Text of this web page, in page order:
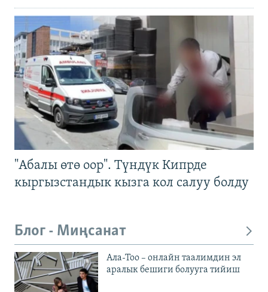
"Абалы өтө оор". Түндүк Кипрде
кыргызстандык кызга кол салуу болду
Блог - Миңсанат
Ала-Тоо – онлайн таалимдин эл
аралык бешиги болууга тийиш